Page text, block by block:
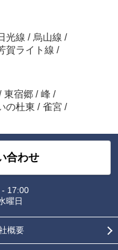
光線 / 烏山線 /
賀ライト線 /
東宿郷 / 峰 /
の杜東 / 雀宮 /
合わせ
- 17:00
曜日
概要